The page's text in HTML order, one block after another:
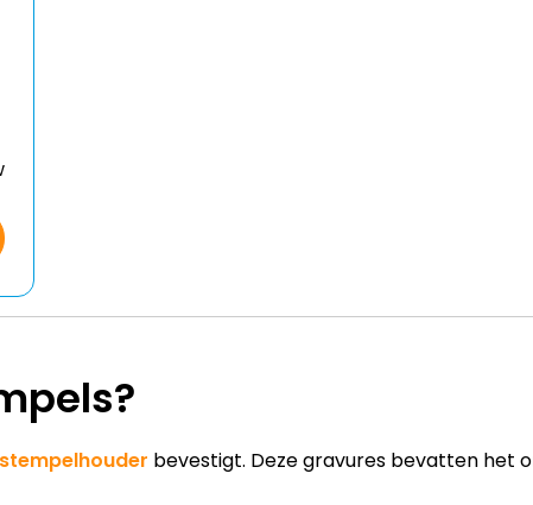
bevestigt. Deze gravures bevatten het